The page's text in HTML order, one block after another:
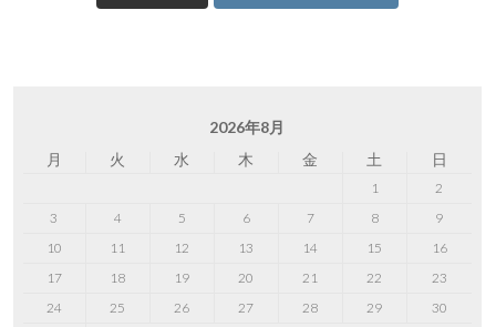
2026年8月
月
火 水 木 金 土 日
1
2
3
4 5 6 7 8
9
10
11 12 13 14 15
16
17
18 19 20 21 22
23
24
25 26 27 28 29
30